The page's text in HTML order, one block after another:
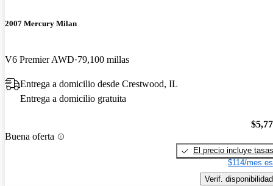
2007 Mercury Milan
V6 Premier AWD 79,100 millas
Entrega a domicilio desde Crestwood, IL
Entrega a domicilio gratuita
Buena oferta
El precio incluye tasas
$114/mes
Verif. disponibilidad